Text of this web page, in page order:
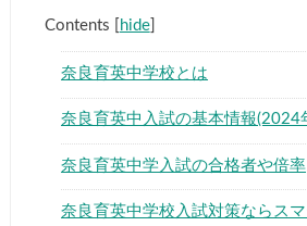
Contents hide]
奈良育英中学校とは
奈良育英中入試の基本情報(2024
奈良育英中学入試の合格者や倍率
奈良育英中学校入試対策ならスマ